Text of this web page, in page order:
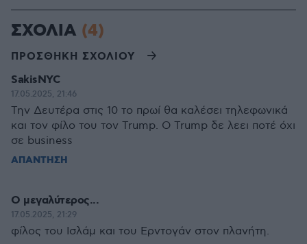
ΣΧΟΛΙΑ (4)
ΠΡΟΣΘΗΚΗ ΣΧΟΛΙΟΥ
SakisNYC
17.05.2025, 21:46
Την Δευτέρα στις 10 το πρωί θα καλέσει τηλεφωνικά
και τον φίλο του τον Trump. O Trump δε λεει ποτέ όχι
σε business
ΑΠΑΝΤΗΣΗ
Ο μεγαλύτερος...
17.05.2025, 21:29
φίλος του Ισλάμ και του Ερντογάν στον πλανήτη.